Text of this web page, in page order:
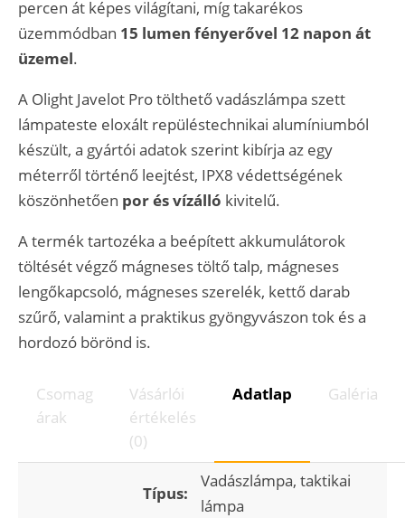
percen át képes világítani, míg takarékos
üzemmódban 15 lumen fényerővel 12 napon át
üzemel.
A Olight Javelot Pro tölthető vadászlámpa szett
lámpateste eloxált repüléstechnikai alumíniumból
készült, a gyártói adatok szerint kibírja az egy
méterről történő leejtést, IPX8 védettségének
köszönhetően por és vízálló kivitelű.
A termék tartozéka a beépített akkumulátorok
töltését végző mágneses töltő talp, mágneses
lengőkapcsoló, mágneses szerelék, kettő darab
szűrő, valamint a praktikus gyöngyvászon tok és a
hordozó börönd is.
Csomag
árak
Vásárlói
értékelés
(0)
Adatlap Galéria
Típus:
Vadászlámpa, taktikai
lámpa